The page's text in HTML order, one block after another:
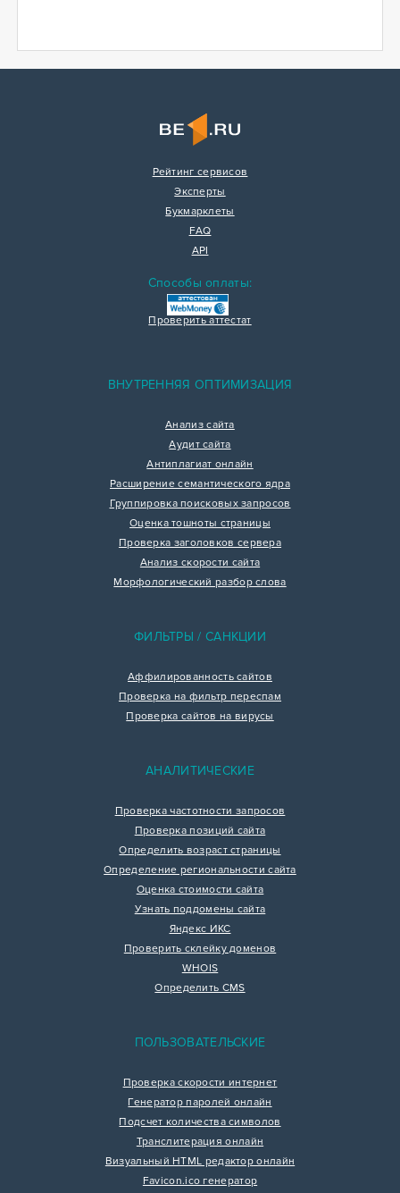
Рейтинг сервисов
Эксперты
Букмарклеты
FAQ
API
Способы оплаты:
Проверить аттестат
ВНУТРЕННЯЯ ОПТИМИЗАЦИЯ
Анализ сайта
Аудит сайта
Антиплагиат онлайн
Расширение семантического ядра
Группировка поисковых запросов
Оценка тошноты страницы
Проверка заголовков сервера
Анализ скорости сайта
Морфологический разбор слова
ФИЛЬТРЫ / САНКЦИИ
Аффилированность сайтов
Проверка на фильтр переспам
Проверка сайтов на вирусы
АНАЛИТИЧЕСКИЕ
Проверка частотности запросов
Проверка позиций сайта
Определить возраст страницы
Определение региональности сайта
Оценка стоимости сайта
Узнать поддомены сайта
Яндекс ИКС
Проверить склейку доменов
WHOIS
Определить CMS
ПОЛЬЗОВАТЕЛЬСКИЕ
Проверка скорости интернет
Генератор паролей онлайн
Подсчет количества символов
Транслитерация онлайн
Визуальный HTML редактор онлайн
Favicon.ico генератор